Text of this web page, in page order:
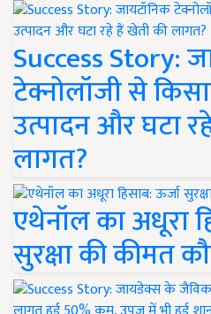
Success Story:
टेक्नोलॉजी से
उत्पादन और घटा
लागत?
एथेनॉल का अधूरा
सुरक्षा की कीमत